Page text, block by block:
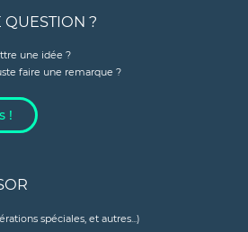
QUESTION ?
une idée ?
faire une remarque ?
!
spéciales, et autres...)